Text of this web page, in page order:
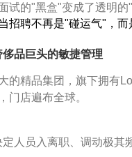
试的"黑盒"变成了透明的"
招聘不再是"碰运气" ，而
品巨头的敏捷管理
的精品集团，旗下拥有
门店遍布全球。
人员入离职、调动极其